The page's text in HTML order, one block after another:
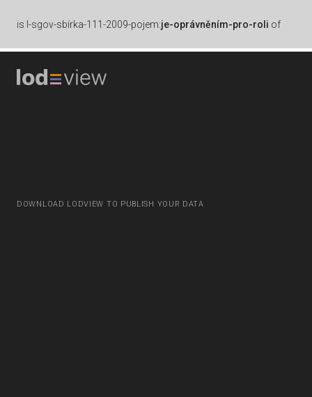
is l-sgov-sbírka-111-2009-pojem:je-oprávněním-pro-roli of
DOWNLOAD LODVIEW TO PUBLISH YOUR DATA